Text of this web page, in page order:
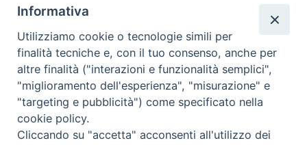
La nostra storia
Statuto
Presidenza e ufficio presidenza
Consiglio scientifico
Coordinamento nazionale
Informativa
Utilizziamo cookie o tecnologie simili per
finalità tecniche e, con il tuo consenso, anche per
altre finalità ("interazioni e funzionalità semplici",
"miglioramento dell'esperienza", "misurazione" e
"targeting e pubblicità") come specificato nella
cookie policy.
Cliccando su "accetta" acconsenti all'utilizzo dei